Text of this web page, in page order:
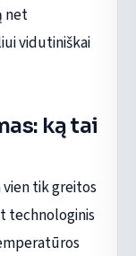
net
vidutiniškai
ką tai
vien tik greitos
technologinis